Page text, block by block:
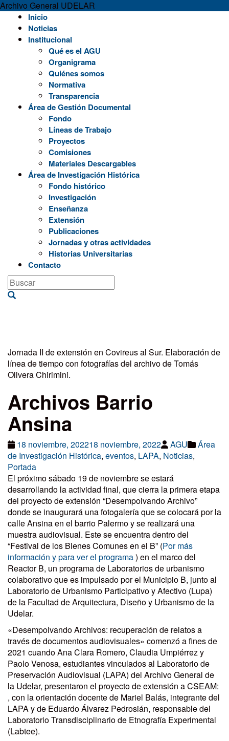
Archivo General UDELAR
content
Inicio
Noticias
Institucional
Qué es el AGU
Organigrama
Quiénes somos
Normativa
Transparencia
Área de Gestión Documental
Fondo
Líneas de Trabajo
Proyectos
Comisiones
Materiales Descargables
Área de Investigación Histórica
Fondo histórico
Investigación
Enseñanza
Extensión
Publicaciones
Jornadas y otras actividades
Historias Universitarias
Contacto
Jornada II de extensión en Covireus al Sur. Elaboración de
línea de tiempo con fotografías del archivo de Tomás
Olivera Chirimini.
Archivos Barrio
Ansina
18 noviembre, 202218 noviembre, 2022 AGU
Área
de Investigación Histórica, eventos, LAPA, Noticias,
Portada
El próximo sábado 19 de noviembre se estará
desarrollando la actividad final, que cierra la primera etapa
del proyecto de extensión “Desempolvando Archivo”
donde se inaugurará una fotogalería que se colocará por la
calle Ansina en el barrio Palermo y se realizará una
muestra audiovisual. Este se encuentra dentro del
“Festival de los Bienes Comunes en el B” (Por más
información y para ver el programa) en el marco del
Reactor B, un programa de Laboratorios de urbanismo
colaborativo que es impulsado por el Municipio B, junto al
Laboratorio de Urbanismo Participativo y Afectivo (Lupa)
de la Facultad de Arquitectura, Diseño y Urbanismo de la
Udelar.
«Desempolvando Archivos: recuperación de relatos a
través de documentos audiovisuales» comenzó a fines de
2021 cuando Ana Clara Romero, Claudia Umpiérrez y
Paolo Venosa, estudiantes vinculados al Laboratorio de
Preservación Audiovisual (LAPA) del Archivo General de
la Udelar, presentaron el proyecto de extensión a CSEAM:
, con la orientación docente de Mariel Balás, integrante del
LAPA y de Eduardo Álvarez Pedrosián, responsable del
Laboratorio Transdisciplinario de Etnografía Experimental
(Labtee).